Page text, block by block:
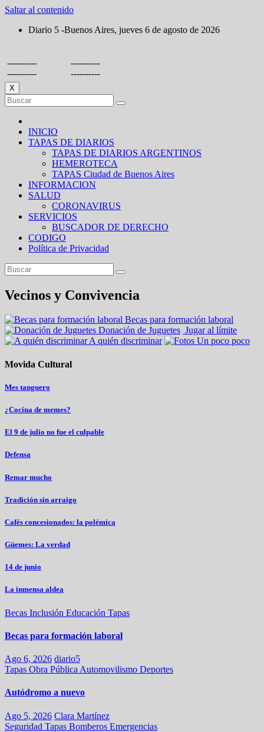
Saltar al contenido
Diario 5 -Buenos Aires, jueves 6 de agosto de 2026
----------
----------
----------
----------
X
INICIO
TAPAS DE DIARIOS
TAPAS DE DIARIOS ARGENTINOS
HEMEROTECA
TAPAS Ciudad de Buenos Aires
INFORMACION
SALUD
CORONAVIRUS
SERVICIOS
BUSCADOR DE DERECHO
CODIGO
Política de Privacidad
Vecinos y Convivencia
Becas para formación laboral
Donación de Juguetes Jugar al límite
A quién discriminar
Un poco poco
Movida Cultural
Mes tanguero
¿Cocina de memes?
El 9 de julio no fue el culpable
Defensa
Remar mucho
Tradición sin arraigo
Cafés concesionados: la polémica
Güemes: La verdad
14 de junio
La inmensa aldea
Becas Inclusión Educación Tapas
Becas para formación laboral
Ago 6, 2026 diario5
Tapas Obra Pública Automovilismo Deportes
Autódromo a nuevo
Ago 5, 2026 Clara Martínez
Seguridad Tapas Bomberos Emergencias